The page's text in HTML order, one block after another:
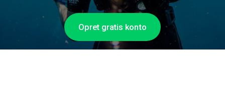
Opret gratis konto